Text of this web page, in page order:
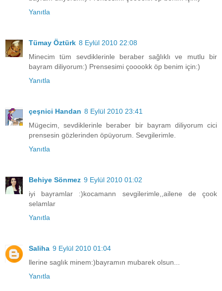
Yanıtla
Tümay Öztürk 8 Eylül 2010 22:08
Minecim tüm sevdiklerinle beraber sağlıklı ve mutlu bir
bayram diliyorum:) Prensesimi çooookk öp benim için:)
Yanıtla
çeşnici Handan 8 Eylül 2010 23:41
Mügecim, sevdiklerinle beraber bir bayram diliyorum cici
prensesin gözlerinden öpüyorum. Sevgilerimle.
Yanıtla
Behiye Sönmez 9 Eylül 2010 01:02
iyi bayramlar :)kocamann sevgilerimle,,ailene de çook
selamlar
Yanıtla
Saliha 9 Eylül 2010 01:04
llerine saglık minem:)bayramın mubarek olsun...
Yanıtla